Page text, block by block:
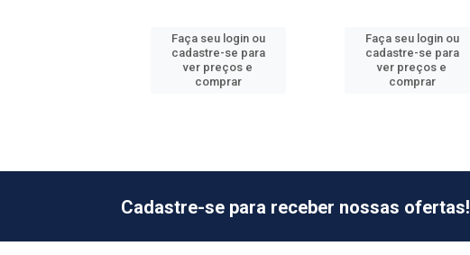
Faça seu login ou
cadastre-se para
ver preços e
comprar
Faça seu login ou
cadastre-se para
ver preços e
comprar
Cadastre-se para receber nossas ofertas!